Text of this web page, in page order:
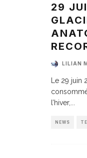
29
LILIAN
Le 29
l’hiver,
NEWS